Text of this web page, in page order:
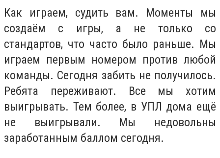
Как играем, судить вам. Моменты мы
создаём с игры, а не только со
стандартов, что часто было раньше. Мы
играем первым номером против любой
команды. Сегодня забить не получилось.
Ребята переживают. Все мы хотим
выигрывать. Тем более, в УПЛ дома ещё
не выигрывали. Мы недовольны
заработанным баллом сегодня.